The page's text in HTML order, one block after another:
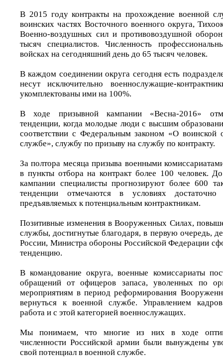
В 2015 году контракты на прохождение военной
воинских частях Восточного военного округа,
Военно-воздушных сил и противовоздушной
тысяч специалистов. Численность
войсках на сегодняшний день до 65 тысяч человек.
В каждом соединении округа сегодня есть
несут исключительно военнослужащие-
укомплектованы ими на 100%.
В ходе призывной кампании «Весна-2016»
тенденции, когда молодые люди с высшим
соответствии с Федеральным законом «О воинской
службе», службу по призыву на службу по контракту.
За полтора месяца призыва военными
в пункты отбора на контракт более 100 человек.
кампании специалисты прогнозируют более 600
тенденции отмечаются в условиях достаточно
предъявляемых к потенциальным контрактникам.
Позитивные изменения в Вооруженных Силах,
службы, достигнутые благодаря, в первую очередь,
России, Министра обороны Российской Федерации
тенденцию.
В командование округа, военные комиссариаты
обращений от офицеров запаса, уволенных по
мероприятиям в период реформирования
вернуться к военной службе. Управлением
работа и с этой категорией военнослужащих.
Мы понимаем, что многие из них в ходе
численности Российской армии были вынуждены
свой потенциал в военной службе.